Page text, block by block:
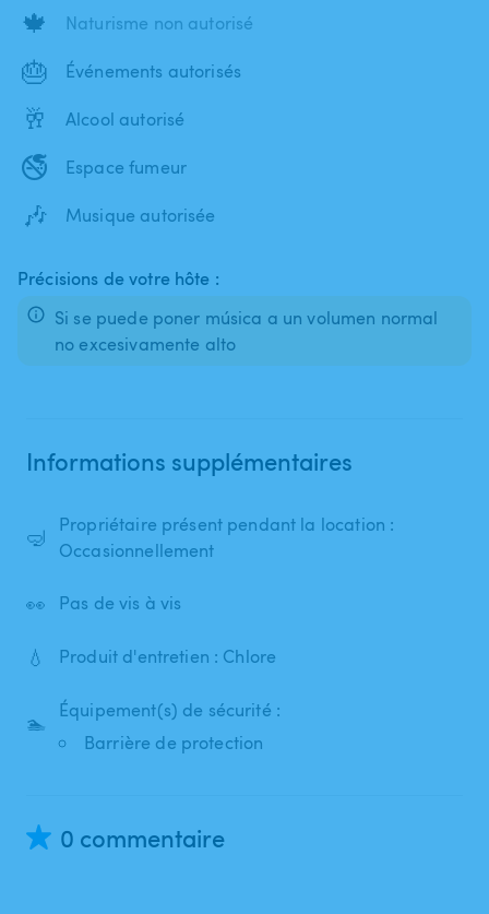
🍁 Naturisme non autorisé
🎂 Événements autorisés
🥂 Alcool autorisé
🚭 Espace fumeur
🎶 Musique autorisée
Précisions de votre hôte :
Si se puede poner música a un volumen normal
no excesivamente alto
Informations supplémentaires
🤿
Propriétaire présent pendant la location :
Occasionnellement
👀 Pas de vis à vis
💧 Produit d'entretien : Chlore
🏊
Équipement(s) de sécurité :
Barrière de protection
0 commentaire